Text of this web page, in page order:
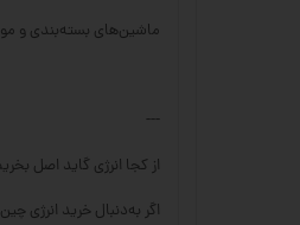
ماشین‌های بسته‌بندی و
---
از کجا انرژی گاید اصل
اگر به‌دنبال خرید انرژی چین